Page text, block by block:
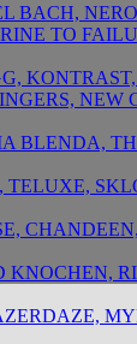
BACH,
TO
BLENDA,
TELUXE,